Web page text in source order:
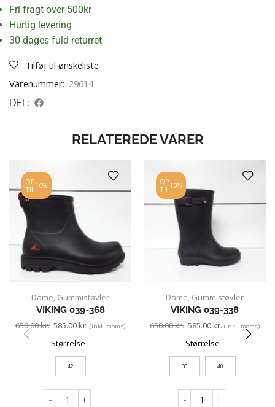
Fri fragt over 500kr
Hurtig levering
30 dages fuld returret
Tilføj til ønskeliste
Varenummer: 29614
DEL:
RELATEREDE VARER
OP
TIL 10%
Dame Gummistøvler
VIKING 039-368
650.00kr. 585.00kr. (inkl. moms)
Størrelse
42
- +
OP
TIL 10%
Dame Gummistøvler
VIKING 039-338
650.00kr. 585.00kr. (inkl. moms)
Størrelse
36 40
- +